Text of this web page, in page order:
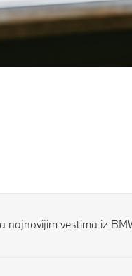
najnovijim vestima iz